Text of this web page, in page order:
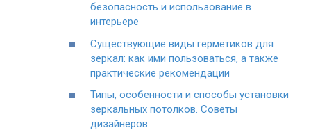
безопасность и использование в
интерьере
Существующие виды герметиков для
зеркал: как ими пользоваться, а также
практические рекомендации
Типы, особенности и способы установки
зеркальных потолков. Советы
дизайнеров